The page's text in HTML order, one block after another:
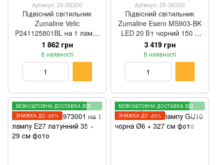
Артикул: 26-36300
Підвісний світильник
Zumaline Velic
P241125801BL на 1 лампу
G9 чорний 9 × 120 см
1 862 грн
В наявності
Артикул: 26-36320
Підвісний світильник
Zumaline Esero MS903-BK
LED 20 Вт чорний 150 ×
120 см
3 419 грн
В наявності
БЕЗКОШТОВНА ДОСТАВКА ВІД 2000 ГРН
ЗНИЖКА ДО -20%
БЕЗКОШТОВНА ДОСТАВКА ВІД 2000 ГРН
ЗНИЖКА ДО -20%